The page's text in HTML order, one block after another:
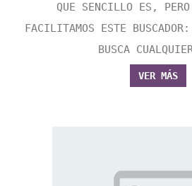
QUE SENCILLO ES,
FACILITAMOS ESTE BUSCADOR:
BUSCA
VER MÁS